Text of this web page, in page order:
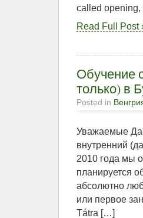
called
Read Full Post
Обучение
только) в
Posted in
Уважаемые
внутренний
2010 года мы
планируется
абсолютно
или первое
Tátra […]